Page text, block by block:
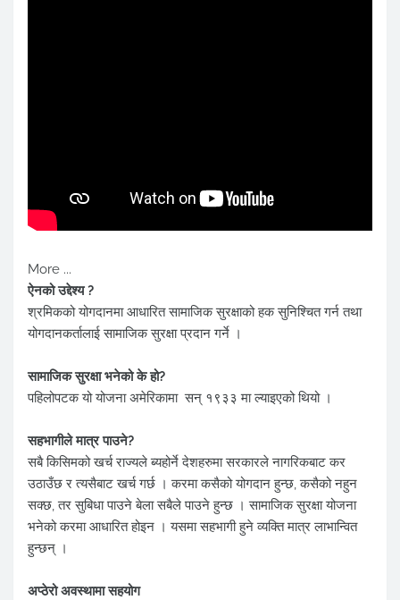
More ...
ऐनको उद्देश्य ?
श्रमिकको योगदानमा आधारित सामाजिक सुरक्षाको हक सुनिश्चित गर्न तथा
योगदानकर्तालाई सामाजिक सुरक्षा प्रदान गर्ने ।
सामाजिक सुरक्षा भनेको के हो?
पहिलोपटक यो योजना अमेरिकामा सन् १९३३ मा ल्याइएको थियो ।
सहभागीले मात्र पाउने?
सबै किसिमको खर्च राज्यले ब्यहोर्ने देशहरुमा सरकारले नागरिकबाट कर
उठाउँछ र त्यसैबाट खर्च गर्छ । करमा कसैको योगदान हुन्छ, कसैको नहुन
सक्छ, तर सुबिधा पाउने बेला सबैले पाउने हुन्छ । सामाजिक सुरक्षा योजना
भनेको करमा आधारित होइन । यसमा सहभागी हुने व्यक्ति मात्र लाभान्वित
हुन्छन् ।
अप्ठेरो अवस्थामा सहयोग